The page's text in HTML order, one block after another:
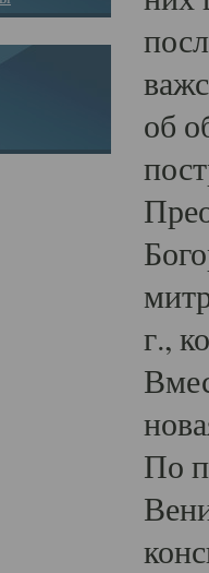
об
г.,
По